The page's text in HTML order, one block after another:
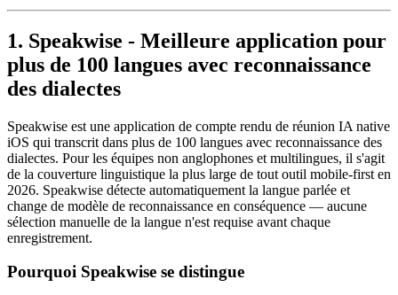
1. Speakwise - Meilleure application pour
plus de 100 langues avec reconnaissance
des dialectes
Speakwise est une application de compte rendu de réunion IA native
iOS qui transcrit dans plus de 100 langues avec reconnaissance des
dialectes. Pour les équipes non anglophones et multilingues, il s'agit
de la couverture linguistique la plus large de tout outil mobile-first en
2026. Speakwise détecte automatiquement la langue parlée et
change de modèle de reconnaissance en conséquence — aucune
sélection manuelle de la langue n'est requise avant chaque
enregistrement.
Pourquoi Speakwise se distingue